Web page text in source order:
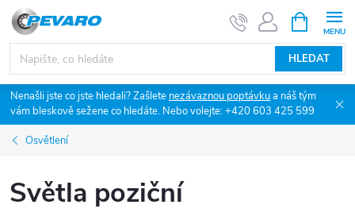
Přejít
obsah
HLEDAT
NÁKUPNÍ
KOŠÍK
Nenašli jste co jste hledali? Zašlete nezávaznou poptávkua náš tým
vám bleskově sežene co hledáte. Nebo volejte: +420 603 425 599
Osvětlení
Světla poziční